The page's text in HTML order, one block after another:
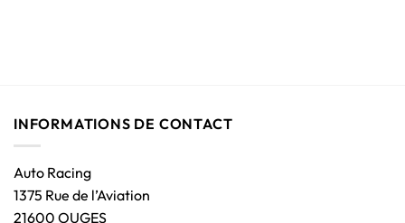
INFORMATIONS DE CONTACT
Auto Racing
1375 Rue de l’Aviation
21600 OUGES